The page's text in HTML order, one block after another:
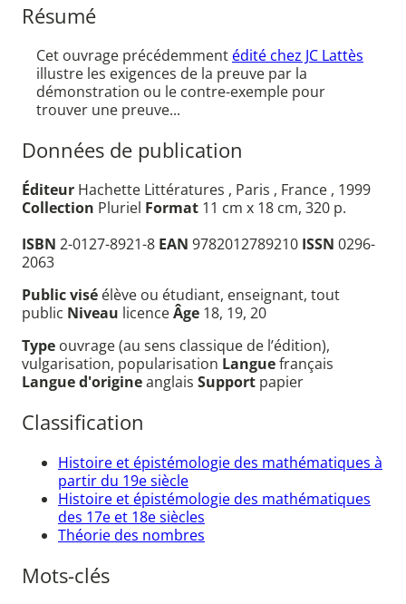
Résumé
Cet ouvrage précédemment édité chez JC Lattès
illustre les exigences de la preuve par la
démonstration ou le contre-exemple pour
trouver une preuve...
Données de publication
Éditeur Hachette Littératures , Paris , France , 1999
Collection Pluriel Format 11 cm x 18 cm, 320 p.
ISBN 2-0127-8921-8 EAN 9782012789210 ISSN 0296-
2063
Public visé élève ou étudiant, enseignant, tout
public Niveau licenceÂge 18, 19, 20
Type ouvrage (au sens classique de l’édition),
vulgarisation, popularisation Languefrançais
Langue d'origineanglais Support papier
Classification
Histoire et épistémologie des mathématiques à
partir du 19e siècle
Histoire et épistémologie des mathématiques
des 17e et 18e siècles
Théorie des nombres
Mots-clés